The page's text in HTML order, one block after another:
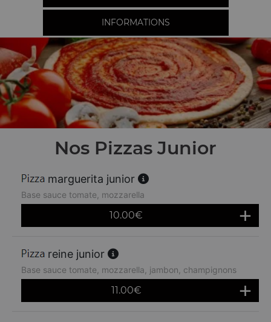
INFORMATIONS
Nos Pizzas Junior
marguerita junior
Base sauce tomate, mozzarella
10.00€
reine junior
Base sauce tomate, mozzarella, jambon, champignons
11.00€